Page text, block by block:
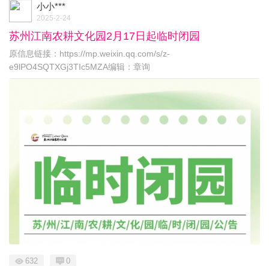
小小***
2025-2-24
苏州江南农耕文化园2月17日起临时闭园
原信息链接：https://mp.weixin.qq.com/s/z-
e9lPO4SQTXGj3TIc5MZA编辑：章询
632 0